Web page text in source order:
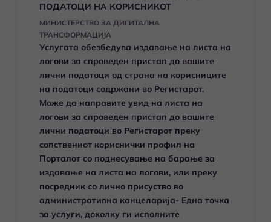
ПОДАТОЦИ НА КОРИСНИКОТ
МИНИСТЕРСТВО ЗА ДИГИТАЛНА
ТРАНСФОРМАЦИЈА
Услугата обезбедува издавање на листа на
логови за спроведен пристап до вашите
лични податоци од страна на корисниците
на податоци содржани во Регистарот.
Може да направите увид на листа на
логови за спроведен пристап до вашите
лични податоци во Регистарот преку
сопствениот кориснички профил на
Порталот со поднесување на барање за
издавање на листа на логови, или преку
посредник со лично присуство во
административна канцеларија- Една точка
за услуги, доколку ги исполните